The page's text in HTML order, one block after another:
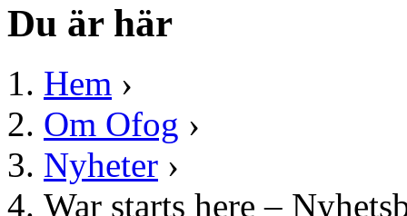
Du är här
Hem ›
Om Ofog ›
Nyheter ›
War starts here –